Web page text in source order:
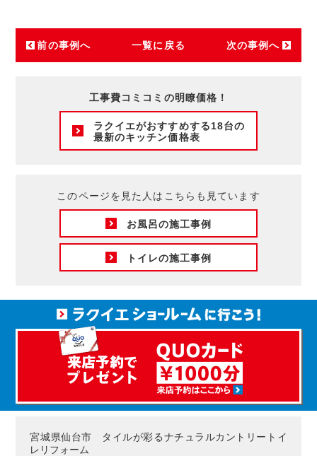
前の事例へ 一覧に戻る 次の事例へ
工事費コミコミの明瞭価格！
ラクイエがおすすめする18台の
最新のキッチン価格表
このページを見た人はこちらも見ています
お風呂の施工事例
トイレの施工事例
宮城県仙台市 タイルが彩るナチュラルカントリートイ
レリフォーム